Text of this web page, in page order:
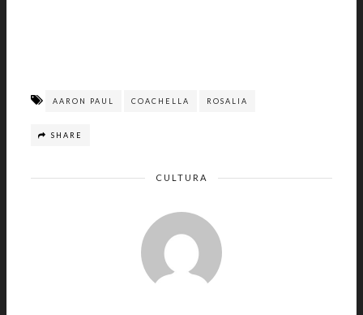
AARON PAUL COACHELLA ROSALIA
SHARE
CULTURA